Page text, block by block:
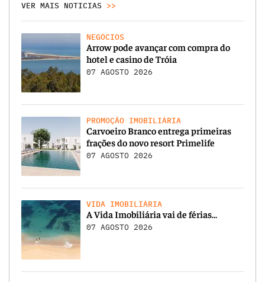
VER MAIS NOTICIAS >>
NEGÓCIOS
Arrow pode avançar com compra do
hotel e casino de Tróia
07 AGOSTO 2026
PROMOÇÃO IMOBILIÁRIA
Carvoeiro Branco entrega primeiras
frações do novo resort Primelife
07 AGOSTO 2026
VIDA IMOBILIÁRIA
A Vida Imobiliária vai de férias…
07 AGOSTO 2026